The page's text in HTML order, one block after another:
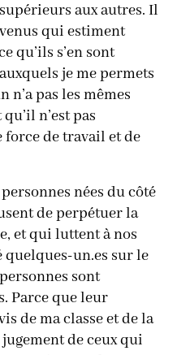
aux autres. Il
qui estiment
qu’ils s’en sont
je me permets
n’a pas les mêmes
n’est pas
de travail et de
nées du côté
de perpétuer la
et qui luttent à nos
quelques-un.es sur le
sont
Parce que leur
de ma classe et de la
de ceux qui